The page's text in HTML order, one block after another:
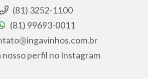
(81) 3252-1100
(81) 99693-0011
nosso perfil no Instagram